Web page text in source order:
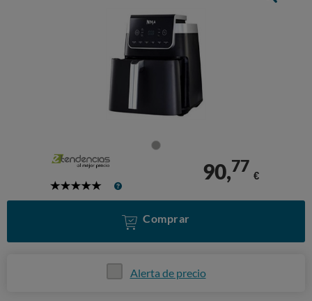
5
90,77
€
Comprar
Alerta de precio